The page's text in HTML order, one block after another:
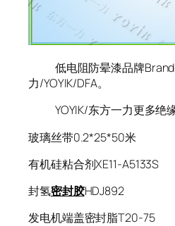
低电阻防晕漆品牌Brand
力/YOYIK/DFA。
YOYIK/东方一力更多绝缘
玻璃丝带0.2*25*50米
有机硅粘合剂XE11-A5133S
封氢密封胶HDJ892
发电机端盖密封脂T20-75